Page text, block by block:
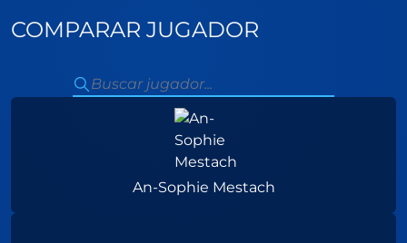
COMPARAR JUGADOR
An-Sophie Mestach